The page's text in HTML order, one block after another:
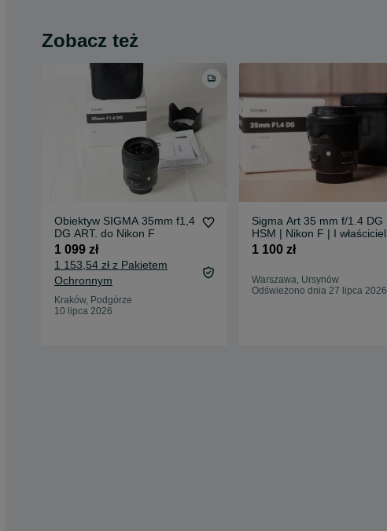
Zobacz też
Obiektyw SIGMA 35mm f1,4
DG ART. do Nikon F
1 099 zł
1 153,54 zł z Pakietem
Ochronnym
Kraków, Podgórze
10 lipca 2026
Sigma Art 35 mm f/1.4 DG
HSM | Nikon F | I właściciel
1 100 zł
Warszawa, Ursynów
Odświeżono dnia 27 lipca 2026